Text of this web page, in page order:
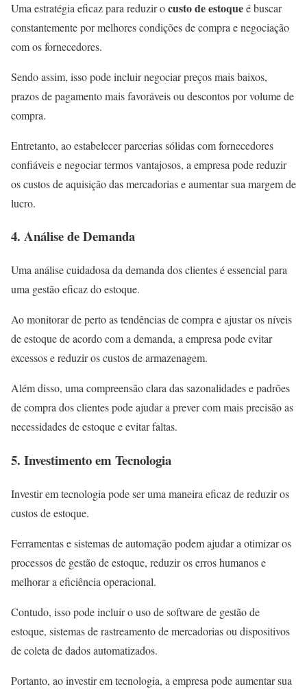
Uma estratégia eficaz para reduzir ocusto de estoqueé buscar
constantemente por melhores condições de compra e negociação
com os fornecedores.
Sendo assim, isso pode incluir negociar preços mais baixos,
prazos de pagamento mais favoráveis ou descontos por volume de
compra.
Entretanto, ao estabelecer parcerias sólidas com fornecedores
confiáveis e negociar termos vantajosos, a empresa pode reduzir
os custos de aquisição das mercadorias e aumentar sua margem de
lucro.
4. Análise de Demanda
Uma análise cuidadosa da demanda dos clientes é essencial para
uma gestão eficaz do estoque.
Ao monitorar de perto as tendências de compra e ajustar os níveis
de estoque de acordo com a demanda, a empresa pode evitar
excessos e reduzir os custos de armazenagem.
Além disso, uma compreensão clara das sazonalidades e padrões
de compra dos clientes pode ajudar a prever com mais precisão as
necessidades de estoque e evitar faltas.
5. Investimento em Tecnologia
Investir em tecnologia pode ser uma maneira eficaz de reduzir os
custos de estoque.
Ferramentas e sistemas de automação podem ajudar a otimizar os
processos de gestão de estoque, reduzir os erros humanos e
melhorar a eficiência operacional.
Contudo, isso pode incluir o uso de software de gestão de
estoque, sistemas de rastreamento de mercadorias ou dispositivos
de coleta de dados automatizados.
Portanto, ao investir em tecnologia, a empresa pode aumentar sua